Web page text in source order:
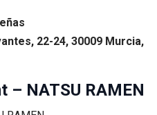
22-24, 30009 Murcia,
– NATSU RAMEN